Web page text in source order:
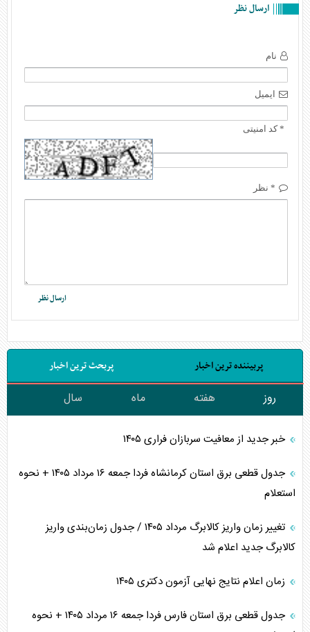
ارسال نظر
نام
ایمیل
* کد امنیتی
* نظر
پربیننده ترین اخبار پربحث ترین اخبار
روز هفته ماه سال
خبر جدید از معافیت سربازان فراری ۱۴۰۵
جدول قطعی برق استان کرمانشاه فردا جمعه ۱۶ مرداد ۱۴۰۵ + نحوه
استعلام
تغییر زمان واریز کالابرگ مرداد ۱۴۰۵ / جدول زمان‌بندی واریز
کالابرگ جدید اعلام شد
زمان اعلام نتایج نهایی آزمون دکتری ۱۴۰۵
جدول قطعی برق استان فارس فردا جمعه ۱۶ مرداد ۱۴۰۵ + نحوه